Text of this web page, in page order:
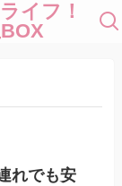
イフ！
れでも安